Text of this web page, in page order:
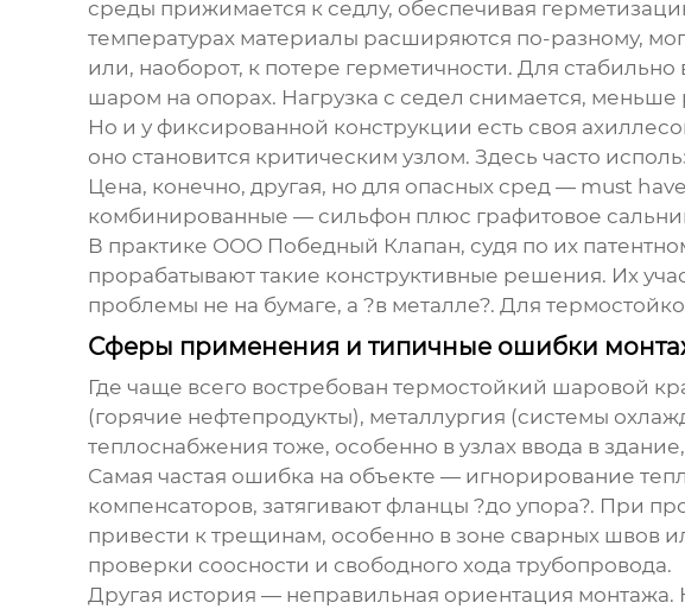
среды прижимается к седлу, обеспечивая
температурах материалы расширяются по-разному,
или, наоборот, к потере герметичности. Для
шаром на опорах. Нагрузка с седел снимается,
Но и у фиксированной конструкции есть своя
оно становится критическим узлом. Здесь часто
Цена, конечно, другая, но для опасных сред — must
комбинированные — сильфон плюс графитовое
В практике ООО Победный Клапан, судя по их
прорабатывают такие конструктивные решения. Их
проблемы не на бумаге, а ?в металле?. Для
Сферы применения и типичные ошибки
Где чаще всего востребован термостойкий шаровой
(горячие нефтепродукты), металлургия (системы
теплоснабжения тоже, особенно в узлах ввода в
Самая частая ошибка на объекте — игнорирование
компенсаторов, затягивают фланцы ?до упора?. При
привести к трещинам, особенно в зоне сварных швов
проверки соосности и свободного хода трубопровода.
Другая история — неправильная ориентация